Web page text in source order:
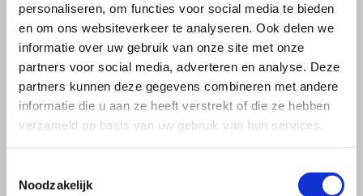
personaliseren, om functies voor social media te bieden
en om ons websiteverkeer te analyseren. Ook delen we
informatie over uw gebruik van onze site met onze
partners voor social media, adverteren en analyse. Deze
partners kunnen deze gegevens combineren met andere
informatie die u aan ze heeft verstrekt of die ze hebben
verzameld op basis van uw gebruik van hun services.
Noodzakelijk